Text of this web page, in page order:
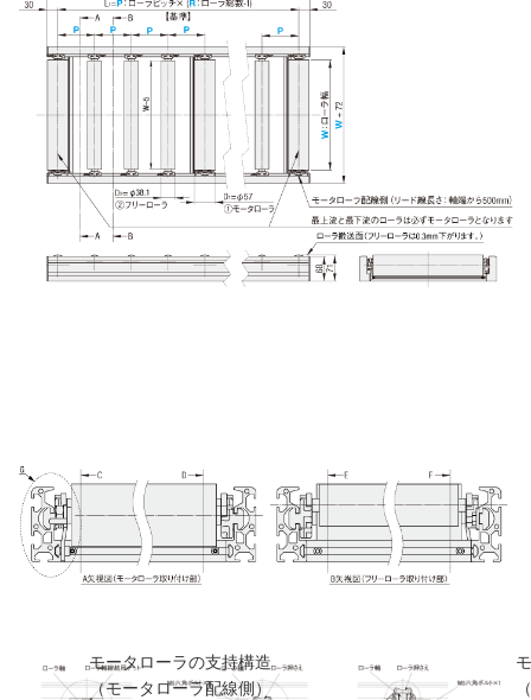
モータローラの支持構造
（モータローラ配線側）